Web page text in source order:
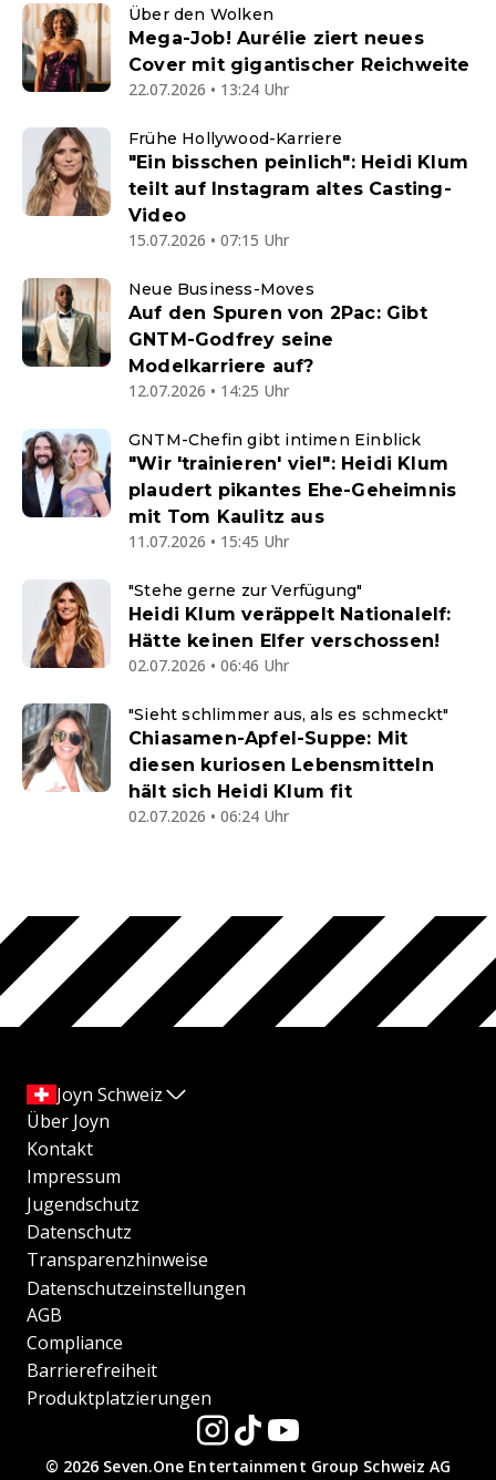
Über den Wolken
Mega-Job! Aurélie ziert neues
Cover mit gigantischer Reichweite
22.07.2026 • 13:24 Uhr
Frühe Hollywood-Karriere
"Ein bisschen peinlich": Heidi Klum
teilt auf Instagram altes Casting-
Video
15.07.2026 • 07:15 Uhr
Neue Business-Moves
Auf den Spuren von 2Pac: Gibt
GNTM-Godfrey seine
Modelkarriere auf?
12.07.2026 • 14:25 Uhr
GNTM-Chefin gibt intimen Einblick
"Wir 'trainieren' viel": Heidi Klum
plaudert pikantes Ehe-Geheimnis
mit Tom Kaulitz aus
11.07.2026 • 15:45 Uhr
"Stehe gerne zur Verfügung"
Heidi Klum veräppelt Nationalelf:
Hätte keinen Elfer verschossen!
02.07.2026 • 06:46 Uhr
"Sieht schlimmer aus, als es schmeckt"
Chiasamen-Apfel-Suppe: Mit
diesen kuriosen Lebensmitteln
hält sich Heidi Klum fit
02.07.2026 • 06:24 Uhr
Joyn Schweiz
Über Joyn
Kontakt
Impressum
Jugendschutz
Datenschutz
Transparenzhinweise
Datenschutzeinstellungen
AGB
Compliance
Barrierefreiheit
Produktplatzierungen
© 2026 Seven.One Entertainment Group Schweiz AG